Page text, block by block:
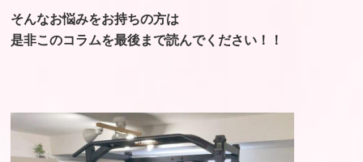
そんなお悩みをお持ちの方は
是非このコラムを最後まで読んでください！！